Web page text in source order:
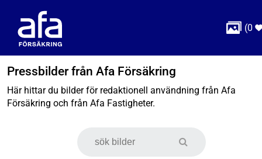
 (0
Pressbilder från Afa Försäkring
Här hittar du bilder för redaktionell användning från Afa
Försäkring och från Afa Fastigheter.